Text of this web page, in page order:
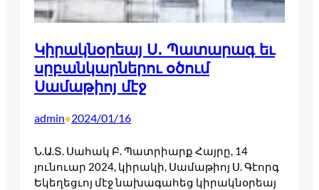
Կիրակնօրեայ Ս․ Պատարագ եւ
սրբանկարներու օծում
Սամաթիոյ մէջ
admin•2024/01/16
Ն.Ա.Տ. Սահակ Բ. Պատրիարք Հայրը, 14
յունուար 2024, կիրակի, Սամաթիոյ Ս. Գէորգ
Եկեղեցւոյ մէջ նախագահեց կիրակնօրեայ